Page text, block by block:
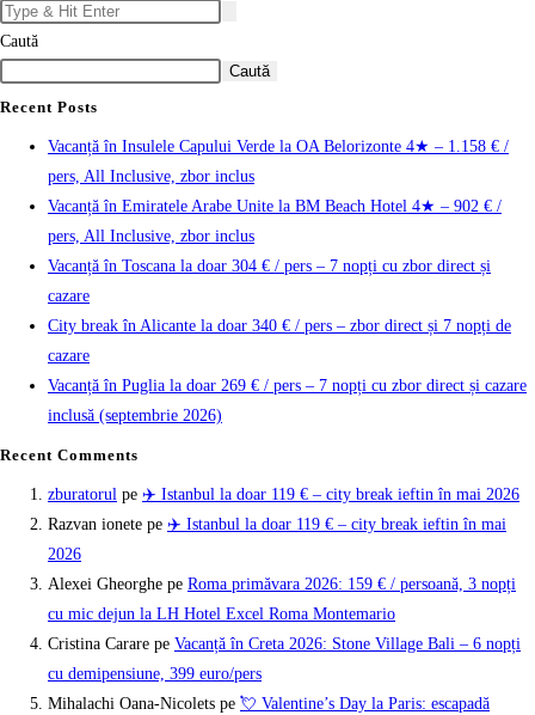
Caută
Caută
Recent Posts
Vacanță în Insulele Capului Verde la OA Belorizonte 4★ – 1.158 € /
pers, All Inclusive, zbor inclus
Vacanță în Emiratele Arabe Unite la BM Beach Hotel 4★ – 902 € /
pers, All Inclusive, zbor inclus
Vacanță în Toscana la doar 304 € / pers – 7 nopți cu zbor direct și
cazare
City break în Alicante la doar 340 € / pers – zbor direct și 7 nopți de
cazare
Vacanță în Puglia la doar 269 € / pers – 7 nopți cu zbor direct și cazare
inclusă (septembrie 2026)
Recent Comments
zburatorul pe ✈️ Istanbul la doar 119 € – city break ieftin în mai 2026
Razvan ionete pe ✈️ Istanbul la doar 119 € – city break ieftin în mai
2026
Alexei Gheorghe pe Roma primăvara 2026: 159 € / persoană, 3 nopți
cu mic dejun la LH Hotel Excel Roma Montemario
Cristina Carare pe Vacanță în Creta 2026: Stone Village Bali – 6 nopți
cu demipensiune, 399 euro/pers
Mihalachi Oana-Nicolets pe 💘 Valentine’s Day la Paris: escapadă